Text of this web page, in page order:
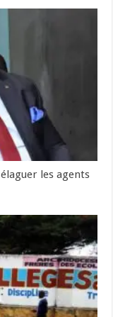
les agents